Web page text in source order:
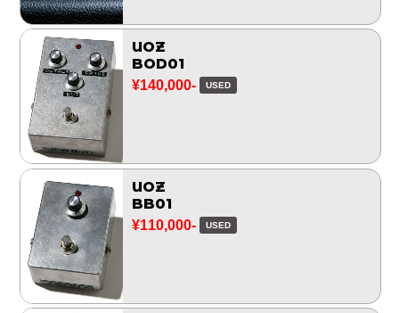
UOZ
BOD01
¥140,000- USED
UOZ
BB01
¥110,000- USED